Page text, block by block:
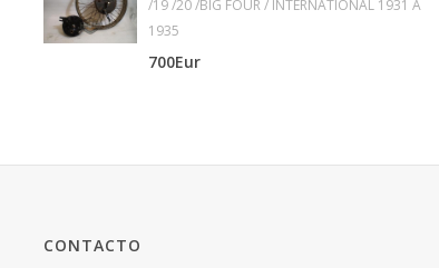
/19 /20 /BIG FOUR / INTERNATIONAL 1931 A
1935
700Eur
CONTACTO